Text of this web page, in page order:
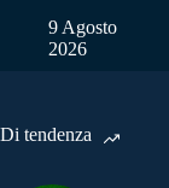
9 Agosto
2026
Di tendenza